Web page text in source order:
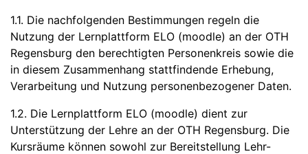
1.1. Die nachfolgenden Bestimmungen regeln die
Nutzung der Lernplattform ELO (moodle) an der OTH
Regensburg den berechtigten Personenkreis sowie die
in diesem Zusammenhang stattfindende Erhebung,
Verarbeitung und Nutzung personenbezogener Daten.
1.2. Die Lernplattform ELO (moodle) dient zur
Unterstützung der Lehre an der OTH Regensburg. Die
Kursräume können sowohl zur Bereitstellung Lehr-